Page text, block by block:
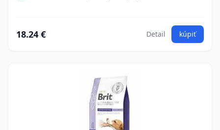
18.24 € Detail kúpiť